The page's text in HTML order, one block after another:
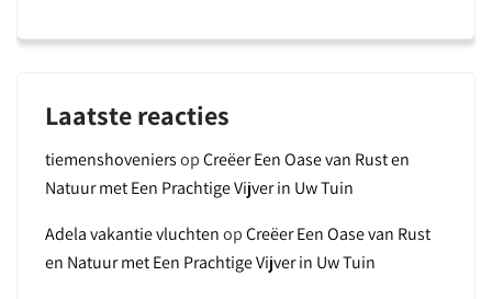
Laatste reacties
tiemenshoveniersopCreëer Een Oase van Rust en
Natuur met Een Prachtige Vijver in Uw Tuin
Adela vakantie vluchtenopCreëer Een Oase van Rust
en Natuur met Een Prachtige Vijver in Uw Tuin